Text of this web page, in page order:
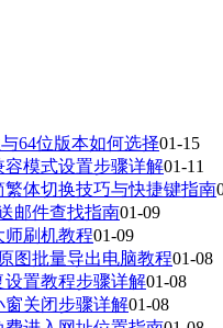
64位版本如何选择01-15
容模式设置步骤详解01-11
繁体切换技巧与快捷键指南
邮件查找指南01-09
师刷机教程01-09
图批量导出电脑教程01-08
设置教程步骤详解01-08
窗关闭步骤详解01-08